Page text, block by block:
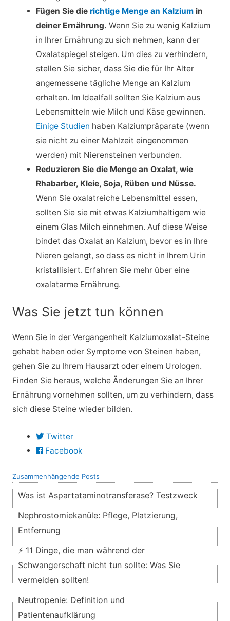
Fügen Sie die richtige Menge an Kalzium in
deiner Ernährung. Wenn Sie zu wenig Kalzium
in Ihrer Ernährung zu sich nehmen, kann der
Oxalatspiegel steigen. Um dies zu verhindern,
stellen Sie sicher, dass Sie die für Ihr Alter
angemessene tägliche Menge an Kalzium
erhalten. Im Idealfall sollten Sie Kalzium aus
Lebensmitteln wie Milch und Käse gewinnen.
Einige Studien haben Kalziumpräparate (wenn
sie nicht zu einer Mahlzeit eingenommen
werden) mit Nierensteinen verbunden.
Reduzieren Sie die Menge an Oxalat, wie
Rhabarber, Kleie, Soja, Rüben und Nüsse.
Wenn Sie oxalatreiche Lebensmittel essen,
sollten Sie sie mit etwas Kalziumhaltigem wie
einem Glas Milch einnehmen. Auf diese Weise
bindet das Oxalat an Kalzium, bevor es in Ihre
Nieren gelangt, so dass es nicht in Ihrem Urin
kristallisiert. Erfahren Sie mehr über eine
oxalatarme Ernährung.
Was Sie jetzt tun können
Wenn Sie in der Vergangenheit Kalziumoxalat-Steine
gehabt haben oder Symptome von Steinen haben,
gehen Sie zu Ihrem Hausarzt oder einem Urologen.
Finden Sie heraus, welche Änderungen Sie an Ihrer
Ernährung vornehmen sollten, um zu verhindern, dass
sich diese Steine wieder bilden.
Twitter
Facebook
Zusammenhängende Posts
Was ist Aspartataminotransferase? Testzweck
Nephrostomiekanüle: Pflege, Platzierung,
Entfernung
⚡ 11 Dinge, die man während der
Schwangerschaft nicht tun sollte: Was Sie
vermeiden sollten!
Neutropenie: Definition und
Patientenaufklärung